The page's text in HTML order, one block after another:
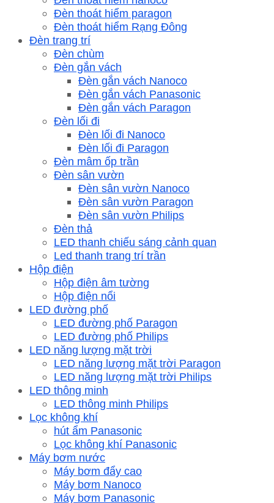
Đèn thoát hiểm paragon
Đèn thoát hiểm Rạng Đông
Đèn trang trí
Đèn chùm
Đèn gắn vách
Đèn gắn vách Nanoco
Đèn gắn vách Panasonic
Đèn gắn vách Paragon
Đèn lối đi
Đèn lối đi Nanoco
Đèn lối đi Paragon
Đèn mâm ốp trần
Đèn sân vườn
Đèn sân vườn Nanoco
Đèn sân vườn Paragon
Đèn sân vườn Philips
Đèn thả
LED thanh chiếu sáng cảnh quan
Led thanh trang trí trần
Hộp điện
Hộp điện âm tường
Hộp điện nổi
LED đường phố
LED đường phố Paragon
LED đường phố Philips
LED năng lượng mặt trời
LED năng lượng mặt trời Paragon
LED năng lượng mặt trời Philips
LED thông minh
LED thông minh Philips
Lọc không khí
hút ẩm Panasonic
Lọc không khí Panasonic
Máy bơm nước
Máy bơm đẩy cao
Máy bơm Nanoco
Máy bơm Panasonic